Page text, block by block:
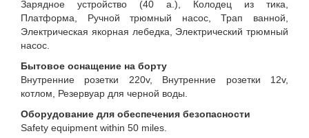
Зарядное устройство (40 a.), Колодец из тика,
Платформа, Ручной трюмный насос, Трап ванной,
Электрическая якорная лебедка, Электрический трюмный
насос.
Бытовое оснащение на борту
Внутренние розетки 220v, Внутренние розетки 12v,
котлом, Резервуар для черной воды.
Оборудование для обеспечения безопасности
Safety equipment within 50 miles.